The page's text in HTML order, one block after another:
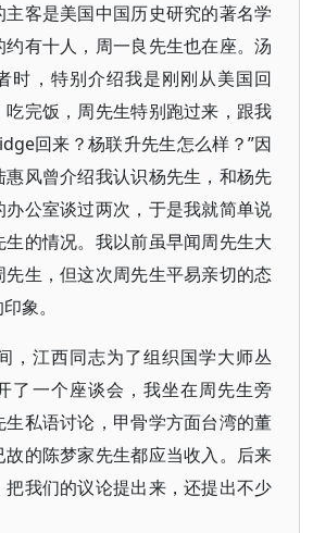
客是美国中国历史研究的著名学
有十人，周一良先生也在座。汤
时，特别介绍我是刚刚从美国回
完饭，周先生特别跑过来，跟我
回来？杨联升先生怎么样？”因
惠风曾介绍我认识杨先生，和杨先
公室谈过两次，于是我就简单说
的情况。我以前虽早闻周先生大
生，但这次周先生平易亲切的态
象。
，江西同志为了组织国学大师丛
了一个座谈会，我坐在周先生旁
私语讨论，甲骨学方面台湾的董
的陈梦家先生都应当收入。后来
把我们的议论提出来，还提出不少